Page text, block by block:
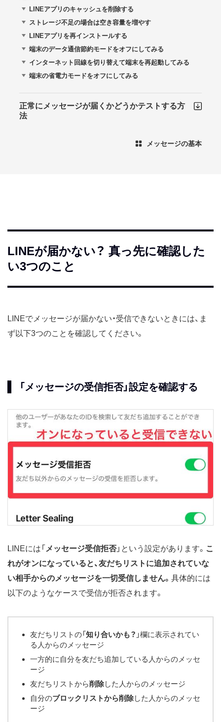
LINEアプリのキャッシュを削除する
ストレージ不足の場合は空き容量を増やす
LINEアプリを再インストールする
端末のデータ通信節約モードをオフにしてみる
インターネット回線を切り替えて端末を再起動してみる
端末の省電力モードをオフにしてみる
正常にメッセージが届くかどうかテストする方
法
メッセージの基本
LINEが届かない？ 真っ先に確認した
い3つのこと
LINEでメッセージが届かない・受信できないときには、ま
ず以下3つのことを確認してください。
「メッセージの受信拒否」設定を確認する
LINEには「 メッセージ受信拒否」という設定があります。 こ
れがオンになっていると、友だちリストに追加されていな
い相手からのメッセージを一切受信しません。 具体的には
以下のようなケースで受信が拒否されます。
友だちリストの「知り合いかも？ 」欄に表示されてい
る人からのメッセージ
一方的に自分を友だち追加している人からのメッセ
ージ
友だちリストから削除した人からのメッセージ
自分のブロックリストから削除した人からのメッセ
ージ